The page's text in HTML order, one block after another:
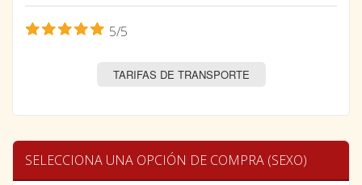
5/5
TARIFAS DE TRANSPORTE
SELECCIONA UNA OPCIÓN DE COMPRA (SEXO)